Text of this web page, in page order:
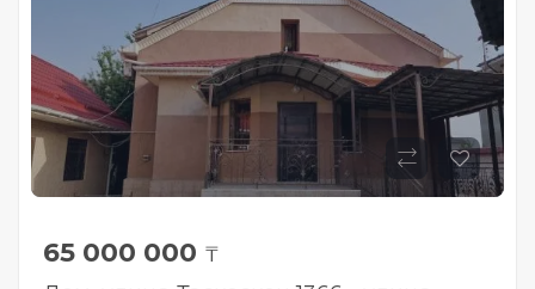
65 000 000 ₸